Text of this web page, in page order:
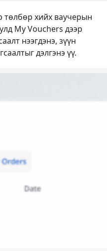
төлбөр хийх ваучерын
My Vouchers дээр
нээгдэнэ, зүүн
дэлгэнэ үү.